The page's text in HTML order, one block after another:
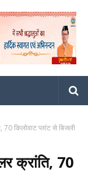
70 किलोवाट प्लांट से बिजली
क्रांति, 70